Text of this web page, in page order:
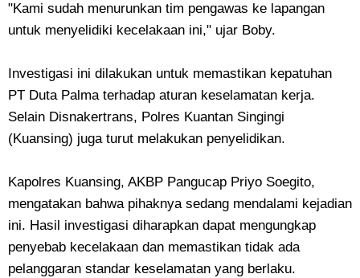
"Kami sudah menurunkan tim pengawas ke lapangan
untuk menyelidiki kecelakaan ini," ujar Boby.
Investigasi ini dilakukan untuk memastikan kepatuhan
PT Duta Palma terhadap aturan keselamatan kerja.
Selain Disnakertrans, Polres Kuantan Singingi
(Kuansing) juga turut melakukan penyelidikan.
Kapolres Kuansing, AKBP Pangucap Priyo Soegito,
mengatakan bahwa pihaknya sedang mendalami kejadian
ini. Hasil investigasi diharapkan dapat mengungkap
penyebab kecelakaan dan memastikan tidak ada
pelanggaran standar keselamatan yang berlaku.